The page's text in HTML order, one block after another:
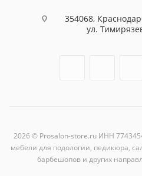
354068,
ул.
2026 © Prosalon-store.ru ИНН
мебели для подологии, педикюра,
барбешопов и других